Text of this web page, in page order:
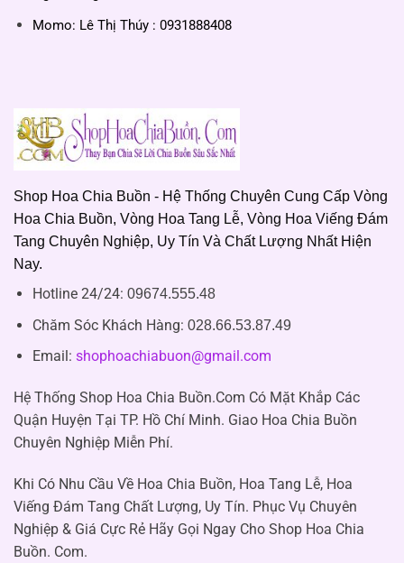
Momo: Lê Thị Thúy : 0931888408
Shop Hoa Chia Buồn - Hệ Thống Chuyên Cung Cấp Vòng
Hoa Chia Buồn, Vòng Hoa Tang Lễ, Vòng Hoa Viếng Đám
Tang Chuyên Nghiệp, Uy Tín Và Chất Lượng Nhất Hiện
Nay.
Hotline 24/24: 09674.555.48
Chăm Sóc Khách Hàng: 028.66.53.87.49
Email: shophoachiabuon@gmail.com
Hệ Thống Shop Hoa Chia Buồn.Com Có Mặt Khắp Các
Quận Huyện Tại TP. Hồ Chí Minh. Giao Hoa Chia Buồn
Chuyên Nghiệp Miễn Phí.
Khi Có Nhu Cầu Về Hoa Chia Buồn, Hoa Tang Lễ, Hoa
Viếng Đám Tang Chất Lượng, Uy Tín. Phục Vụ Chuyên
Nghiệp & Giá Cực Rẻ Hãy Gọi Ngay Cho Shop Hoa Chia
Buồn. Com.